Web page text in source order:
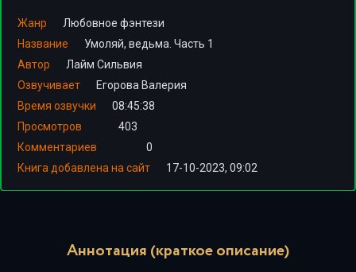
Жанр
Любовное фэнтези
Название
Умоляй, ведьма. Часть 1
Автор
Лайм Сильвия
Озвучивает
Егорова Валерия
Время озвучки
08:45:38
Просмотров
403
Комментариев
0
Книга добавлена на сайт
17-10-2023, 09:02
Аннотация (краткое описание)